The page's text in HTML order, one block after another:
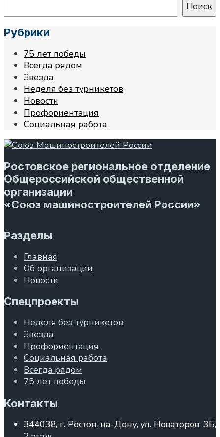
Поиск
Рубрики
75 лет победы
Всегда рядом
Звезда
Неделя без турникетов
Новости
Профориентация
Социальная работа
Ростовское региональное отделение
Общероссийской общественной
организации
«Союз машиностроителей России»
Разделы
Главная
Об организации
Новости
Спецпроекты
Неделя без турникетов
Звезда
Профориентация
Социальная работа
Всегда рядом
75 лет победы
Контакты
344038, г. Ростов-на-Дону, ул. Новаторов, 3Б,